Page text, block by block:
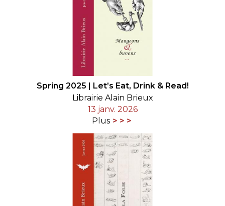
Spring 2025 | Let’s Eat, Drink & Read!
Librairie Alain Brieux
13 janv. 2026
Plus